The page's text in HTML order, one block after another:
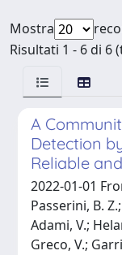
Mostra
Risultati 1 - 6 di 6
A
Detection
Reliable
2022-01-01
Passerini, B.
Adami, V.;
Greco, V.;